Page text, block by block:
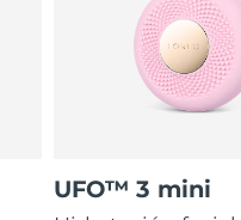
UFO™ 3 mini